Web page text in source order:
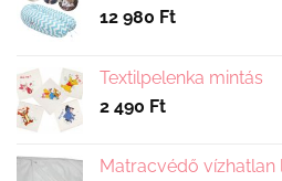
12 980 Ft
Textilpelenka mintás
2 490 Ft
Matracvédő vízhatlan